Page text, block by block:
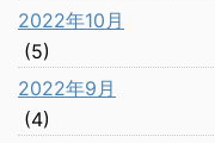
2022年10月
(5)
2022年9月
(4)